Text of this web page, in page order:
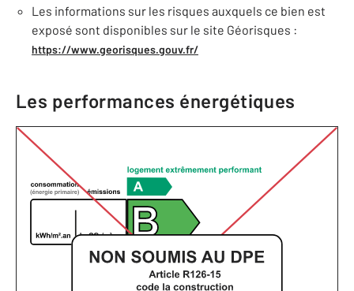
Les informations sur les risques auxquels ce bien est
exposé sont disponibles sur le site Géorisques :
https://www.georisques.gouv.fr/
Les performances énergétiques